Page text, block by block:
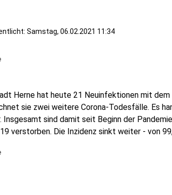
Samstag, 06.02.2021 11:34
Herne hat heute 21 Neuinfektionen mit
sie zwei weitere Corona-Todesfälle. Es
Insgesamt sind damit seit Beginn der
verstorben. Die Inzidenz sinkt weiter - von